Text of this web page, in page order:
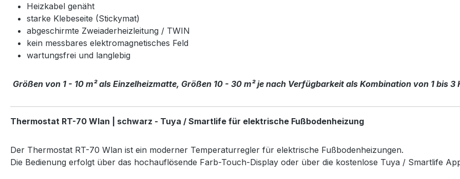
Heizkabel genäht
starke Klebeseite (Stickymat)
abgeschirmte Zweiaderheizleitung / TWIN
kein messbares elektromagnetisches Feld
wartungsfrei und langlebig
Größen von 1 - 10 m² als Einzelheizmatte, Größen 10 - 30 m² je nach Verfügbarkeit als Kombination von 1 bis 3
Thermostat RT-70 Wlan | schwarz - Tuya / Smartlife für elektrische Fußbodenheizung
Der Thermostat RT-70 Wlan ist ein moderner Temperaturregler für elektrische Fußbodenheizungen.
Die Bedienung erfolgt über das hochauflösende Farb-Touch-Display oder über die kostenlose Tuya / Smartlife